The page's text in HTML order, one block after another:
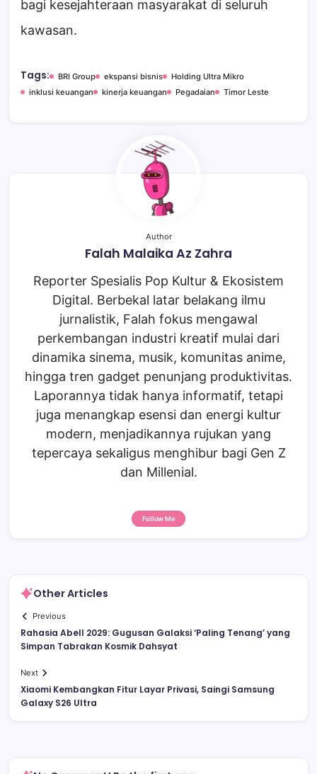
bagi kesejahteraan masyarakat di seluruh
kawasan.
Tags: BRI Group ekspansi bisnis
Holding Ultra Mikro
inklusi keuangan
kinerja keuangan Pegadaian Timor Leste
Author
Falah Malaika Az Zahra
Reporter Spesialis Pop Kultur & Ekosistem
Digital. Berbekal latar belakang ilmu
jurnalistik, Falah fokus mengawal
perkembangan industri kreatif mulai dari
dinamika sinema, musik, komunitas anime,
hingga tren gadget penunjang produktivitas.
Laporannya tidak hanya informatif, tetapi
juga menangkap esensi dan energi kultur
modern, menjadikannya rujukan yang
tepercaya sekaligus menghibur bagi Gen Z
dan Millenial.
Follow Me
Other Articles
Previous
Rahasia Abell 2029: Gugusan Galaksi ‘Paling Tenang’ yang
Simpan Tabrakan Kosmik Dahsyat
Next
Xiaomi Kembangkan Fitur Layar Privasi, Saingi Samsung
Galaxy S26 Ultra